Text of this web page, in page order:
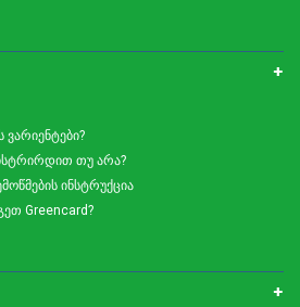
თუ არა?
ინსტრუქცია
Greencard?